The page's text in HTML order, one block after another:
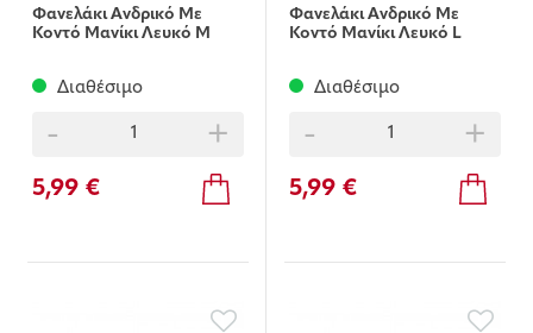
Φανελάκι Ανδρικό Με
Κοντό Μανίκι Λευκό Μ
Διαθέσιμο
- +
5,99 €
Φανελάκι Ανδρικό Με
Κοντό Μανίκι Λευκό L
Διαθέσιμο
- +
5,99 €